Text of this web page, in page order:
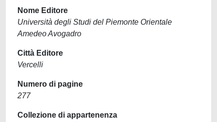
Nome Editore
Università degli Studi del Piemonte Orientale
Amedeo Avogadro
Città Editore
Vercelli
Numero di pagine
277
Collezione di appartenenza